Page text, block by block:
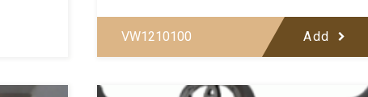
VW1210100 Add